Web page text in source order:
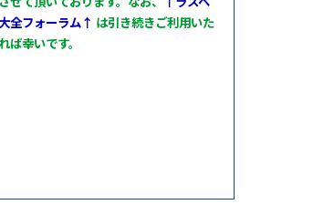
全フォーラム↑ は引き続きご利用いた
ば幸いです。